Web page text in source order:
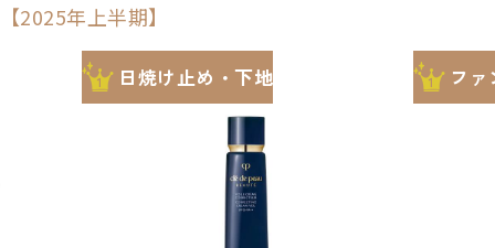
【2025年上半期】
1stファンデーション 1stパ